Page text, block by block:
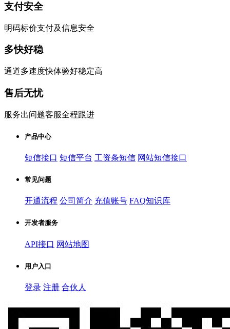
支付安全
明码标价支付及信息安全
多快好稳
通道多速度快体验好稳定高
售后无忧
服务出问题客服全程跟进
产品中心
短信接口 短信平台 工资条短信 网站短信接口
常见问题
开通流程 公司简介 充值账号 FAQ知识库
开发者服务
API接口 网站地图
用户入口
登录 注册 合伙人